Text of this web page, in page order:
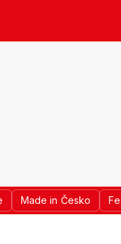
Made in Česko